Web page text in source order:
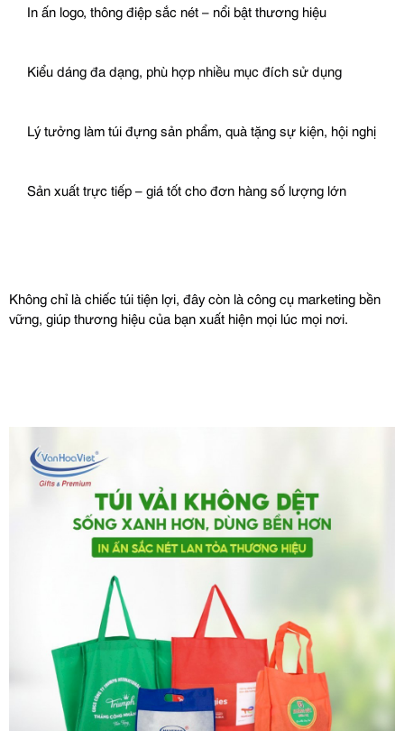
In ấn logo, thông điệp sắc nét – nổi bật thương hiệu
Kiểu dáng đa dạng, phù hợp nhiều mục đích sử dụng
Lý tưởng làm túi đựng sản phẩm, quà tặng sự kiện, hội nghị
Sản xuất trực tiếp – giá tốt cho đơn hàng số lượng lớn
Không chỉ là chiếc túi tiện lợi, đây còn là công cụ marketing bền
vững, giúp thương hiệu của bạn xuất hiện mọi lúc mọi nơi.